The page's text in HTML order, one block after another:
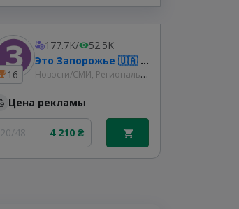
16
177.7K/
52.5K
Это Запорожье 🇺🇦 Новости
Новости/СМИ, Региональные
Цена рекламы
20/48 4 210 ₴